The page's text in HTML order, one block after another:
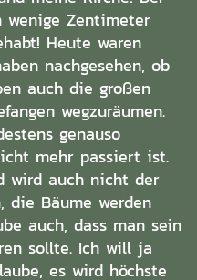
Zentimeter
Heute waren
nachgesehen, ob
auch die großen
wegzuräumen.
genauso
mehr passiert ist.
wird auch nicht der
die Bäume werden
auch, dass man sein
sollte. Ich will ja
es wird höchste